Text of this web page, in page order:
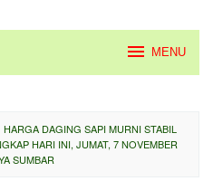
MENU
HARGA DAGING SAPI MURNI STABIL
HARI INI, JUMAT, 7 NOVEMBER
SUMBAR